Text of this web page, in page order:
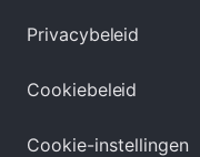
Privacybeleid
Cookiebeleid
Cookie-instellingen